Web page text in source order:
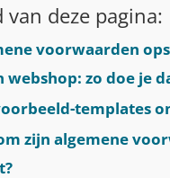
van deze pagina:
voorwaarden
webshop: zo doe je
templates
zijn algemene